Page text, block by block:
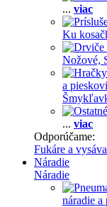
... viac
Ku
Nožové,
a
... viac
Odporúčame:
Fukáre a
Náradie
Náradie
náradie a